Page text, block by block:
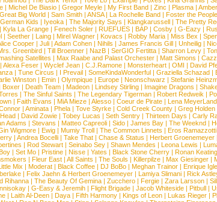
| Michel De Biasio | Gregor Meyle | My First Band | Zinc | Plasma |
Big World| Sam Smith| ANSA| La Rochelle Band| Foster the People
Kids | Iyeoka| The Majority Says | Klangkarussell| The Pretty
| Kyla La Grange| Fenech Soler| RUEFUES| BAP| Cosby| G-Eazy|
| Seether | Laing | Mirel Wagner | Kovacs | Robby Maria | Miss Bex |
Cooper | Juli | Adam Cohen | Nihils | James Francis Gill | Unheilig |
Greenbird| Till Broenner| NazB| SerGIO Fertitta| Sharron Levy|
Satellites | Max Raabe and Palast Orchester | Matt Simons |
| Alexa Feser | Wyclef Jean | C.J.Ramone | Monsterheart | OMI | David
| Tune Circus | I Prevail | SomeKindaWonderful | Graziella Schazad |
Winston| Emin| Olympique| Europe| Neonschwarz | Stefanie
Boxer | Death Team | Madeon | Lindsey Stirling | Imagine Dragons |
| The Sinful Saints | The Legendary Tigerman| Robert Redweik |
| Faith Evans | MiA Mieze | Alesso | Coeur de Pirate | Lena
| Aminata| Phela| Tove Styrke| Cold Creek County| Greg Holden
| David Zowie| Tobey Lucas | Seth Sentry| Thirteen Days | Carly
Adams | Stevans | Matteo Capreoli| Sido| James Bay| The Weeknd|
Wigmore | Ewig | Mumiy Troll | The Common Linnets | Eros Ramazzotti
| Andrea Bocelli | Take That | Chase & Status | Herbert Groenemeyer
| Rod Stewart| Seinabo Sey| Shawn Mendes | Leona Lewis |
| Set Mo| Pristine| Nisse| Yates | Black Stone Cherry| Ronan Keating
| Fleur East| All Saints | The Souls | Killerpilze| Max Giesinger|
Mix | Moderat| Black Coffee| DJ BoBo| Meghan Trainor| Enrique
| Felix Jaehn & Herbert Groenemeyer | Lamiya Slimani | Rick
Rihanna| The Beauty Of Gemina| Zucchero| Fergie| Zara Larsson|
| G-Easy & Jeremih| Flight Brigade| Jacob Whiteside| Pitbull|
| Laith Al-Deen | Daya | Fifth Harmony | Kings of Leon | Lukas Rieger |